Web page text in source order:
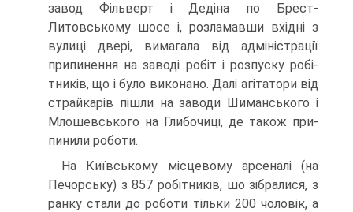
завод Фільверт і Дедіна по Брест-
Литовському шосе і, розламавши вхідні з
вулиці двері, вима­гала від адміністрації
припинення на заводі робіт і розпуску робі­
тників, що і було виконано. Далі агітатори від
страйкарів пішли на заводи Шиманського і
Млошевського на Глибочиці, де також при­
пинили роботи.
На Київському місцевому арсеналі (на
Печорську) з 857 робіт­ників, шо зібралися, з
ранку стали до роботи тільки 200 чоловік, а